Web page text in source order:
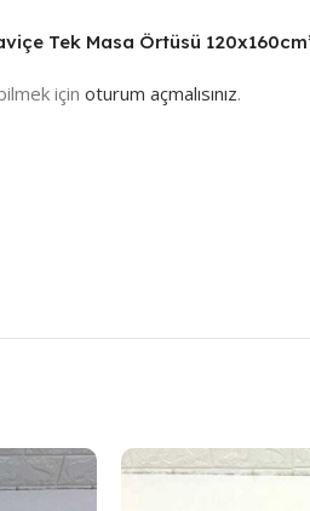
Tek Masa Örtüsü
için oturum açmalısınız.